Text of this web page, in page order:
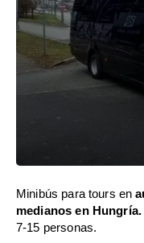
Minibús para tours en
medianos en Hungría.
7-15 personas.